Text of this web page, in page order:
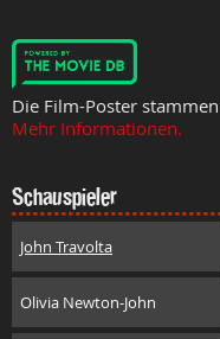
Die Film-Poster
Mehr Informationen.
Schauspieler
John Travolta
Olivia Newton-John